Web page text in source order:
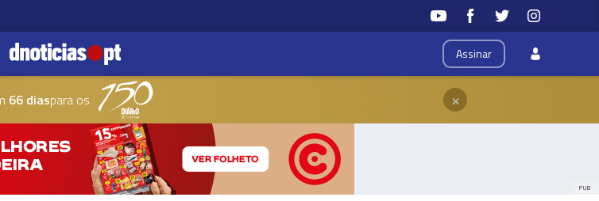
Assinar
66 diaspara os ×
PUB